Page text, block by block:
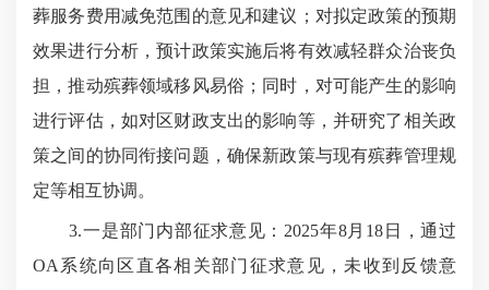
葬服务费用减免范围的意见和建议；对拟定政策的预期
效果进行分析，预计政策实施后将有效减轻群众治丧负
担，推动殡葬领域移风易俗；同时，对可能产生的影响
进行评估，如对区财政支出的影响等，并研究了相关政
策之间的协同衔接问题，确保新政策与现有殡葬管理规
定等相互协调。
3.一是部门内部征求意见：2025年8月18日，通过
OA系统向区直各相关部门征求意见，未收到反馈意